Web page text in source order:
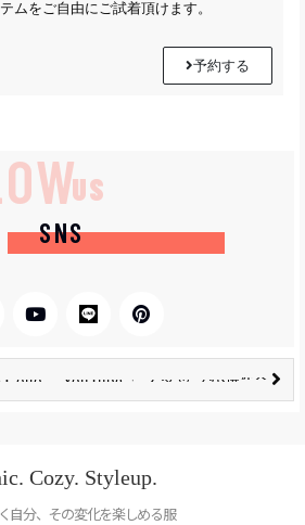
ムをご自由にご試着頂けます。
予約する
US
SNS
次へ
YouTube「 スタッフが選ぶ「春から夏まで使える」香り4選 」を公開
Cozy. Styleup.
自分、その変化を楽しめる服